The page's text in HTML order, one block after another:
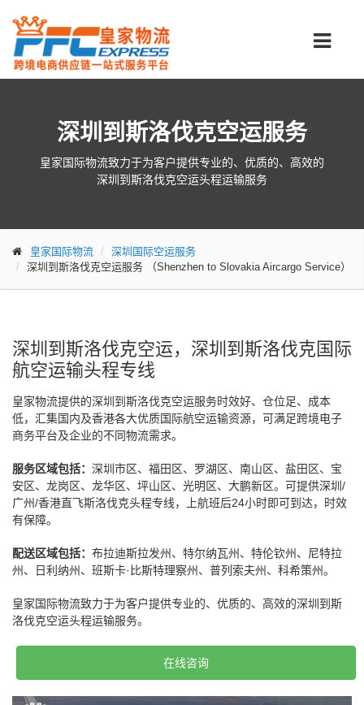
深圳到斯洛伐克空运服务
皇家国际物流致力于为客户提供专业的、优质的、高效的
深圳到斯洛伐克空运头程运输服务
皇家国际物流
深圳国际空运服务
深圳到斯洛伐克空运服务 （Shenzhen to Slovakia Aircargo Service）
深圳到斯洛伐克空运，深圳到斯洛伐克国际
航空运输头程专线
皇家物流提供的深圳到斯洛伐克空运服务时效好、仓位足、成本
低，汇集国内及香港各大优质国际航空运输资源，可满足跨境电子
商务平台及企业的不同物流需求。
服务区域包括： 深圳市区、福田区、罗湖区、南山区、盐田区、宝
安区、龙岗区、龙华区、坪山区、光明区、大鹏新区。可提供深圳/
广州/香港直飞斯洛伐克头程专线，上航班后24小时即可到达，时效
有保障。
配送区域包括： 布拉迪斯拉发州、特尔纳瓦州、特伦钦州、尼特拉
州、日利纳州、班斯卡·比斯特理察州、普列索夫州、科希策州。
皇家国际物流致力于为客户提供专业的、优质的、高效的深圳到斯
洛伐克空运头程运输服务。
在线咨询